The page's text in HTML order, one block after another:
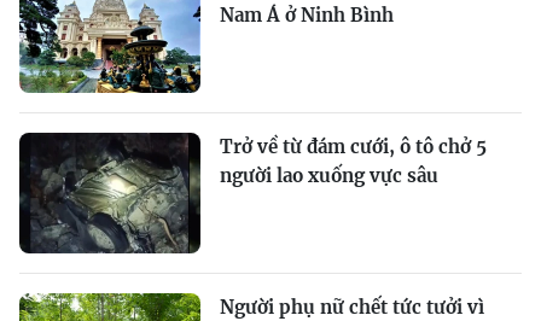
Nam Á ở Ninh Bình
Trở về từ đám cưới, ô tô chở 5
người lao xuống vực sâu
Người phụ nữ chết tức tưởi vì